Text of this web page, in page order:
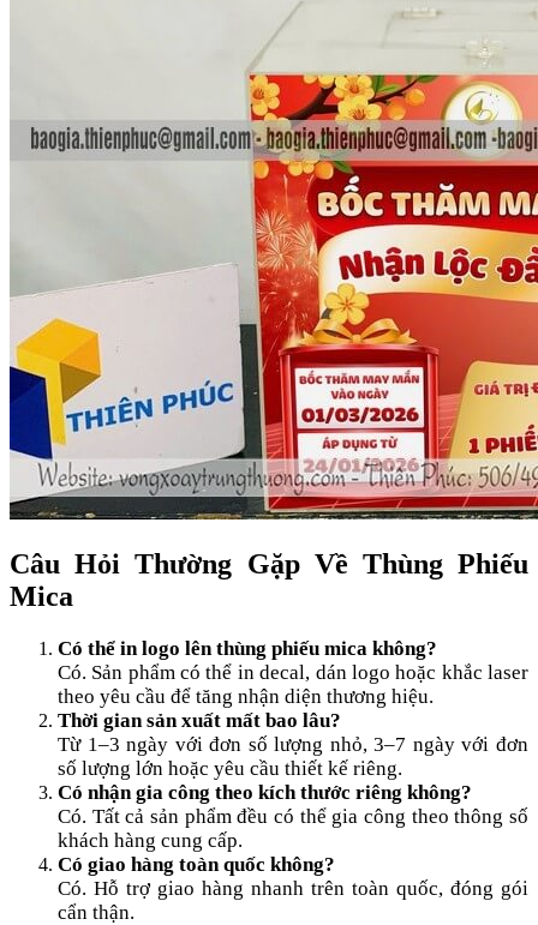
Câu Hỏi Thường Gặp Về Thùng Phiếu
Mica
Có thể in logo lên thùng phiếu mica không?
Có. Sản phẩm có thể in decal, dán logo hoặc khắc laser
theo yêu cầu để tăng nhận diện thương hiệu.
Thời gian sản xuất mất bao lâu?
Từ 1–3 ngày với đơn số lượng nhỏ, 3–7 ngày với đơn
số lượng lớn hoặc yêu cầu thiết kế riêng.
Có nhận gia công theo kích thước riêng không?
Có. Tất cả sản phẩm đều có thể gia công theo thông số
khách hàng cung cấp.
Có giao hàng toàn quốc không?
Có. Hỗ trợ giao hàng nhanh trên toàn quốc, đóng gói
cẩn thận.